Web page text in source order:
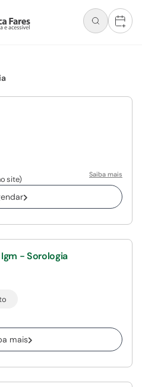
+
site) Saiba mais
- Sorologia
mais